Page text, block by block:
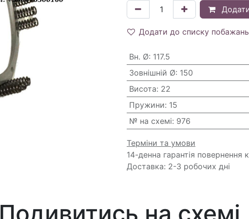
Додати до списку побажань
Вн. Ø: 117.5
Зовнішній Ø: 150
Висота: 22
Пружини: 15
№ на схемі: 976
Терміни та умови
14-денна гарантія повернення
Доставка: 2-3 робочих дні